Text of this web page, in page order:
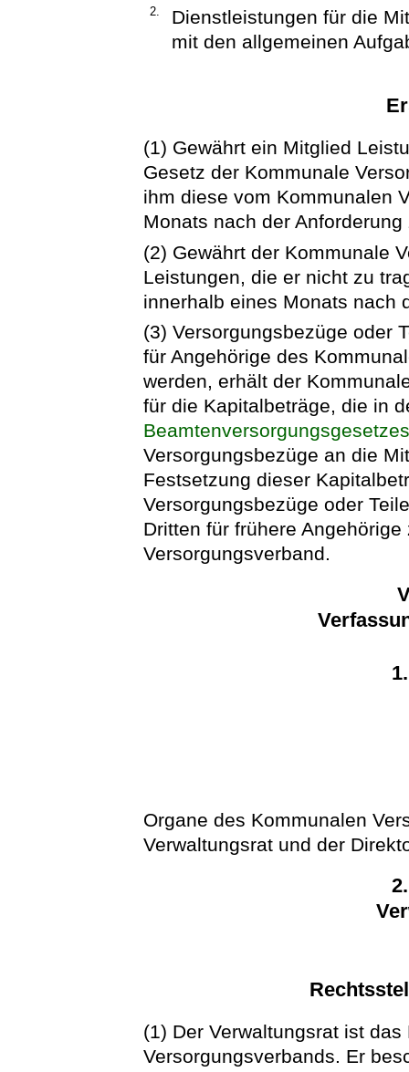
2.
Dienstleistungen für die
mit den allgemeinen
(1) Gewährt ein Mitglied
Gesetz der Kommunale
ihm diese vom Kommunalen
Monats nach der
(2) Gewährt der Kommunale
Leistungen, die er nicht zu
innerhalb eines Monats nach
(3) Versorgungsbezüge oder
für Angehörige des
werden, erhält der
für die Kapitalbeträge, die in
Versorgungsbezüge an die
Festsetzung dieser
Versorgungsbezüge oder
Dritten für frühere
Versorgungsverband.
Organe des Kommunalen
Verwaltungsrat und der
(1) Der Verwaltungsrat ist
Versorgungsverbands. Er